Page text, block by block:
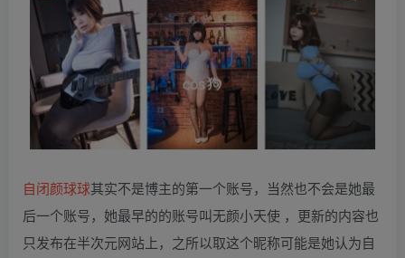
自闭颜球球其实不是博主的第一个账号，当然也不会是她最
后一个账号，她最早的的账号叫无颜小天使 ，更新的内容也
只发布在半次元网站上，之所以取这个昵称可能是她认为自